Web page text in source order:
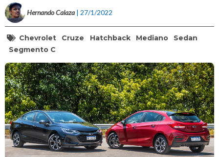
Hernando Calaza | 27/1/2022
Chevrolet Cruze Hatchback Mediano
Sedan
Segmento C